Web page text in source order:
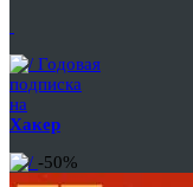
Годовая
подписка
на
Хакер
-50%